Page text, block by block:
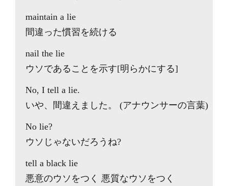
maintain a lie
間違った慣習を続ける
nail the lie
ウソであることを示す[明らかにする]
No, I tell a lie.
いや、間違えました。 (アナウンサーの言葉)
No lie?
ウソじゃないだろうね?
tell a black lie
悪意のウソをつく 悪質なウソをつく